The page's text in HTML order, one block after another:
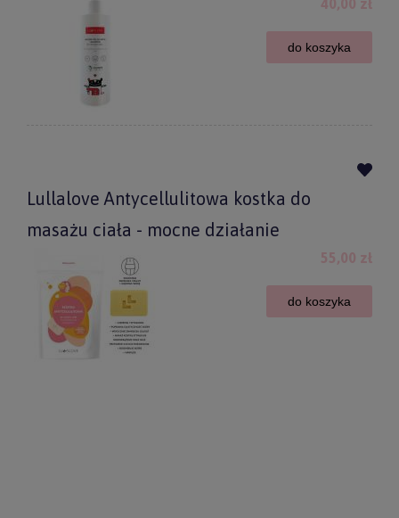
40,00 zł
do koszyka
Lullalove Antycellulitowa kostka do
masażu ciała - mocne działanie
55,00 zł
do koszyka